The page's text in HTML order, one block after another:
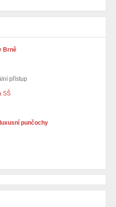
Brně
přístup
SŠ
luxusní punčochy